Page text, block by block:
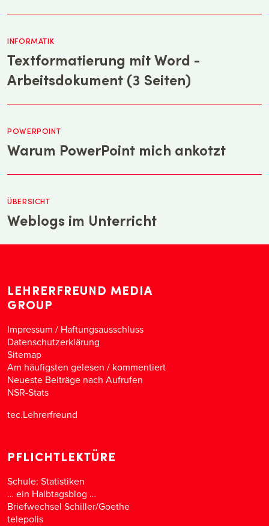
INFORMATIK
Textformatierung mit Word -
Arbeitsdokument (3 Seiten)
POWERPOINT
Warum PowerPoint mich ankotzt
ÜBERSICHT
Weblogs im Unterricht
LEHRERFREUND MEDIA
GROUP
Impressum / Haftungsausschluss
Datenschutzerklärung
Sitemap
Am häufigsten gelesen / kommentiert
Neueste Beiträge nach Aufrufen
NSR-Stats
tec.Lehrerfreund
PFLICHTLEKTÜRE
Schule: Statistiken
… ein Halbtagsblog …
Briefwechsel Schiller/Goethe
telepolis